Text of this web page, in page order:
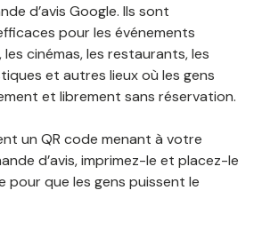
d’avis Google. Ils sont
pour les événements
cinémas, les restaurants, les
et autres lieux où les gens
et librement sans réservation.
un QR code menant à votre
d’avis, imprimez-le et placez-le
pour que les gens puissent le